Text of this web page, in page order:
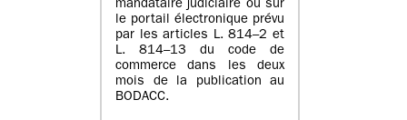
mandataire judiciaire ou sur
le portail électronique prévu
par les articles L. 814–2 et
L. 814–13 du code de
commerce dans les deux
mois de la publication au
BODACC.